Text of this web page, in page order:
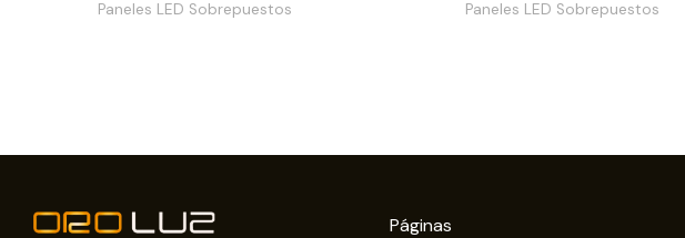
Paneles LED Sobrepuestos Paneles LED Sobrepuestos
Páginas